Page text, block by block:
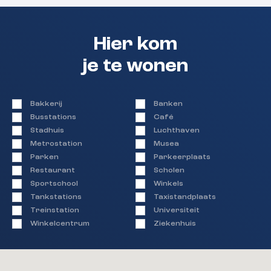
Hier kom
je te wonen
Bakkerij
Banken
Busstations
Café
Stadhuis
Luchthaven
Metrostation
Musea
Parken
Parkeerplaats
Restaurant
Scholen
Sportschool
Winkels
Tankstations
Taxistandplaats
Treinstation
Universiteit
Winkelcentrum
Ziekenhuis